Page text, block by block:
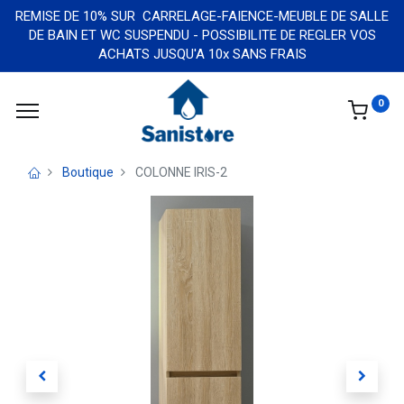
REMISE DE 10% SUR CARRELAGE-FAIENCE-MEUBLE DE SALLE
DE BAIN ET WC SUSPENDU - POSSIBILITE DE REGLER VOS
ACHATS JUSQU'A 10x SANS FRAIS
0
Boutique COLONNE IRIS-2